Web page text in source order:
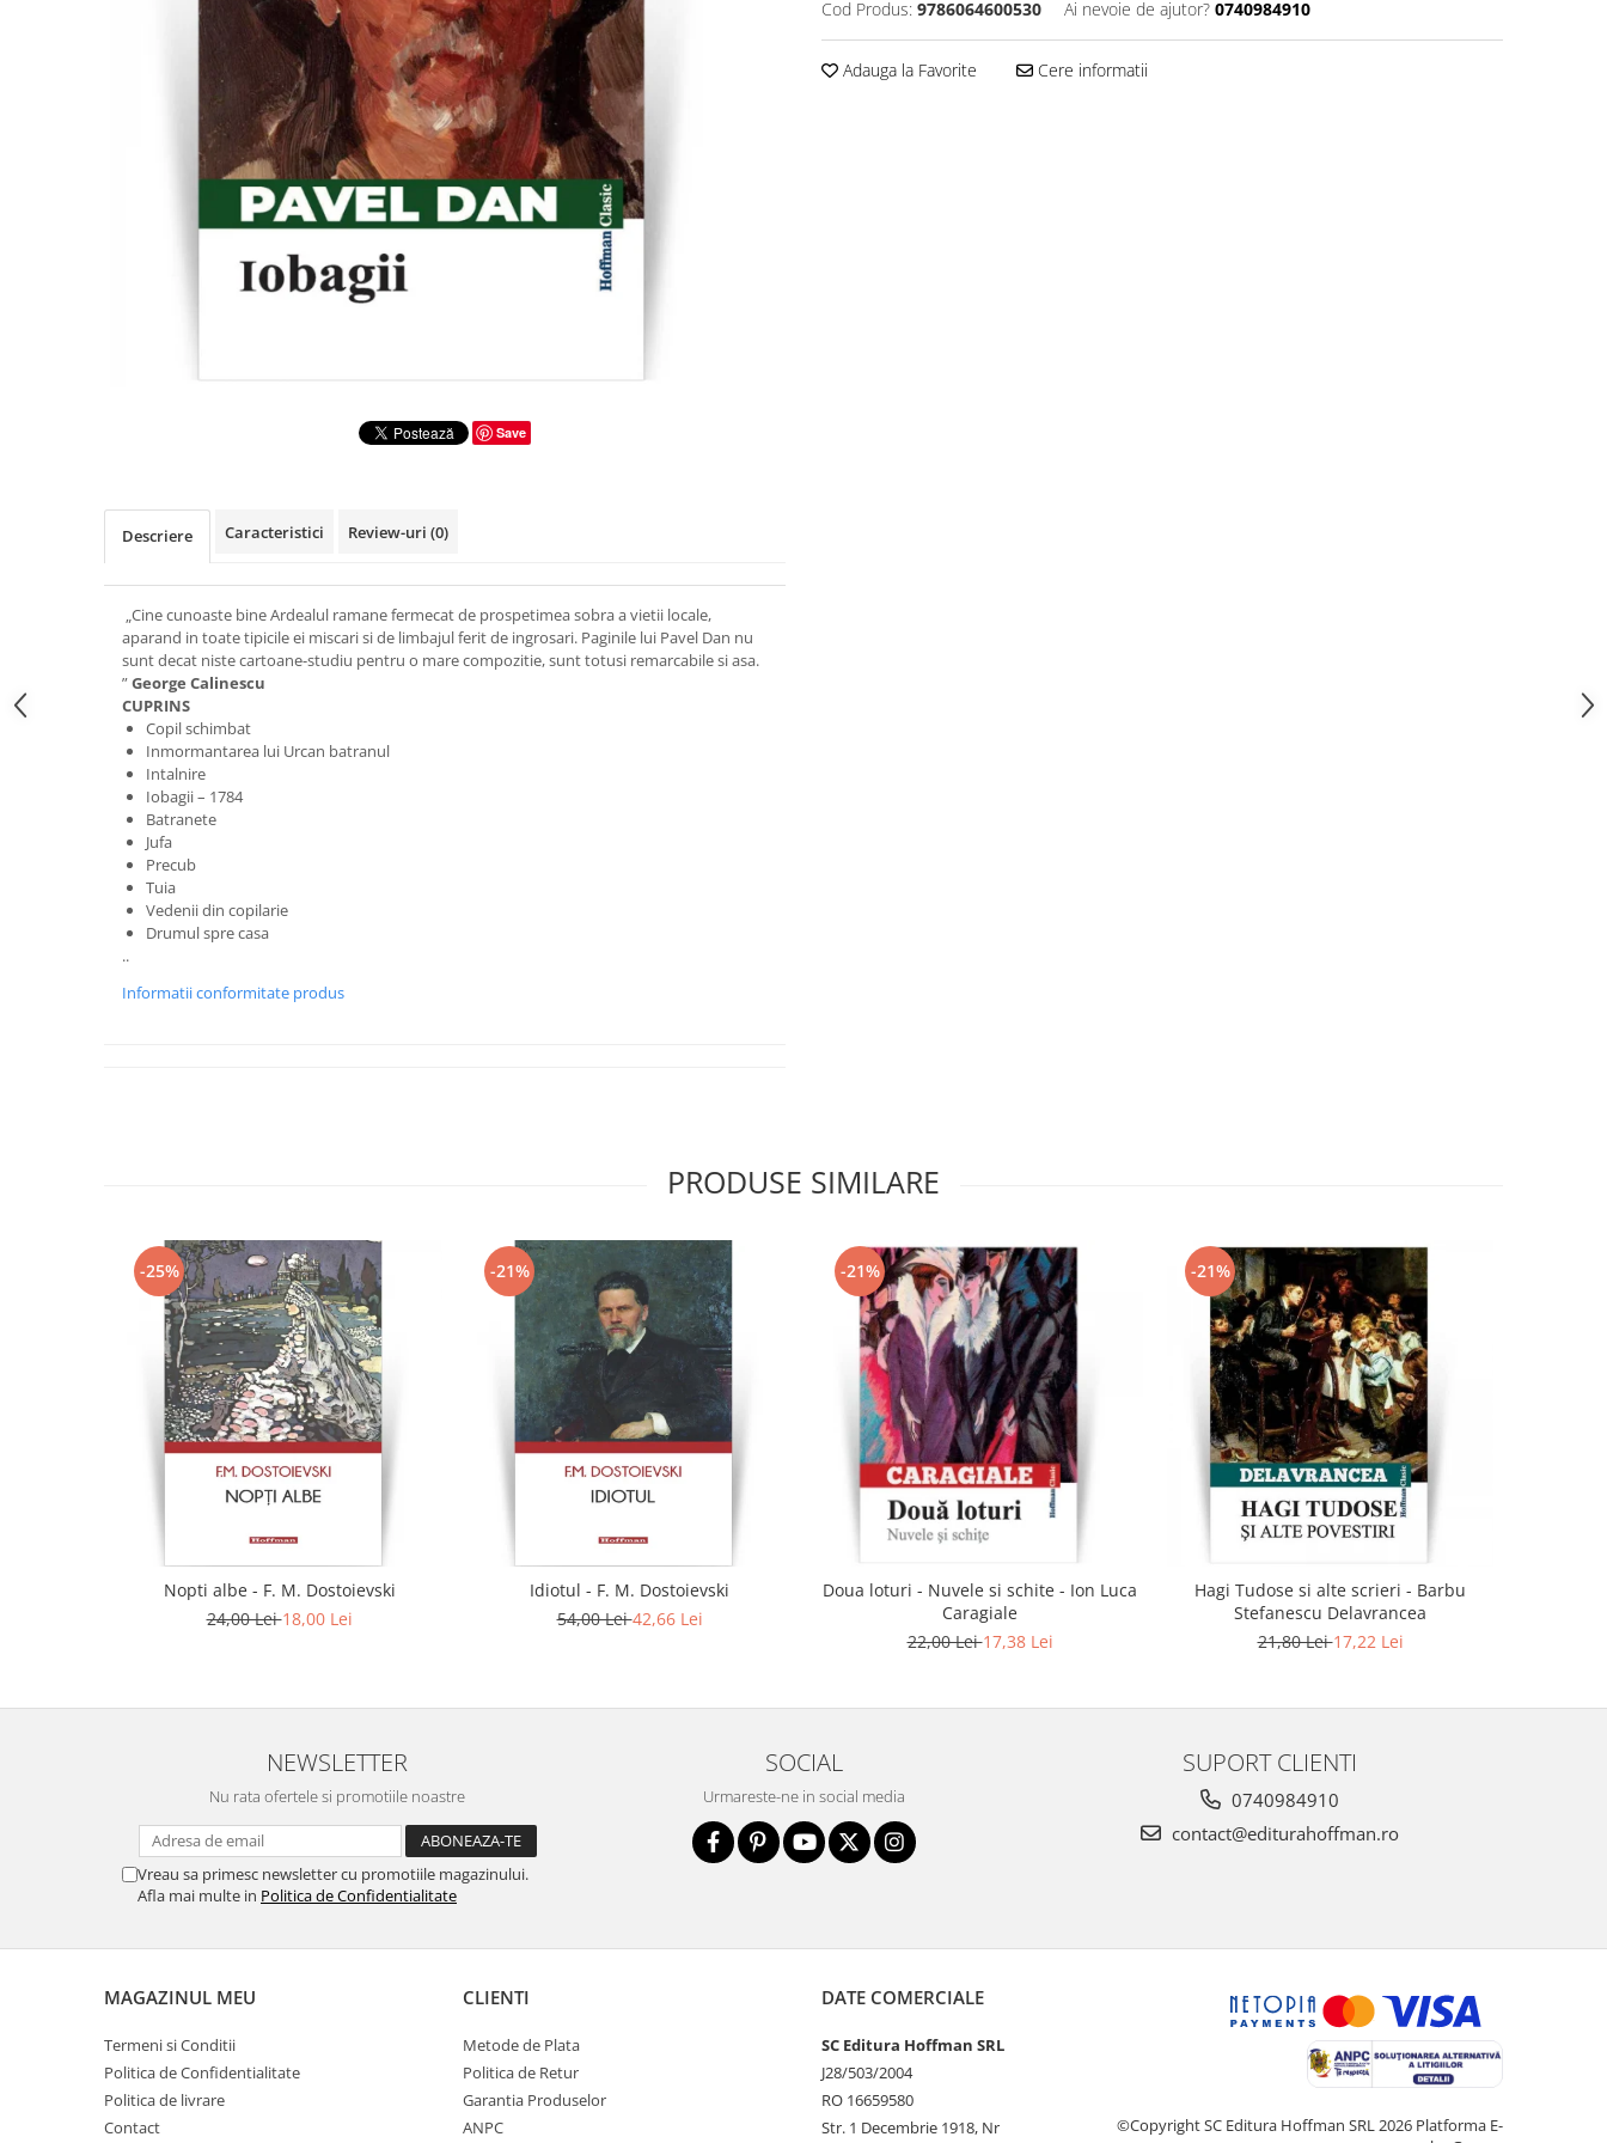
Save
Cod Produs: 9786064600530 Ai nevoie de ajutor? 0740984910
Adauga la Favorite Cere informatii
Descriere Caracteristici Review-uri (0)
„Cine cunoaste bine Ardealul ramane fermecat de prospetimea sobra a vietii locale,
aparand in toate tipicile ei miscari si de limbajul ferit de ingrosari. Paginile lui Pavel Dan nu
sunt decat niste cartoane-studiu pentru o mare compozitie, sunt totusi remarcabile si asa.
”George Calinescu
CUPRINS
Copil schimbat
Inmormantarea lui Urcan batranul
Intalnire
Iobagii – 1784
Batranete
Jufa
Precub
Tuia
Vedenii din copilarie
Drumul spre casa
..
Informatii conformitate produs
PRODUSE SIMILARE
-25%
Nopti albe - F. M. Dostoievski
24,00 Lei18,00 Lei
-21%
Idiotul - F. M. Dostoievski
54,00 Lei42,66 Lei
-21%
Doua loturi - Nuvele si schite - Ion Luca
Caragiale
22,00 Lei17,38 Lei
-21%
Hagi Tudose si alte scrieri - Barbu
Stefanescu Delavrancea
21,80 Lei17,22 Lei
NEWSLETTER
Nu rata ofertele si promotiile noastre
Vreau sa primesc newsletter cu promotiile magazinului.
Afla mai multe in Politica de Confidentialitate
SOCIAL
Urmareste-ne in social media
SUPORT CLIENTI
0740984910
contact@editurahoffman.ro
MAGAZINUL MEU
Termeni si Conditii
Politica de Confidentialitate
Politica de livrare
Contact
CLIENTI
Metode de Plata
Politica de Retur
Garantia Produselor
ANPC
DATE COMERCIALE
SC Editura Hoffman SRL
J28/503/2004
RO 16659580
Str. 1 Decembrie 1918, Nr
©Copyright SC Editura Hoffman SRL 2026 Platforma E-